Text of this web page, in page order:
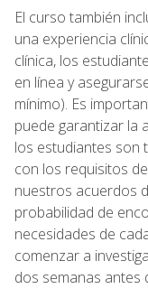
El curso también
una experiencia
clínica, los
en línea y
mínimo). Es
puede garantizar la
los estudiantes son
con los requisitos
nuestros acuerdos
probabilidad de
necesidades de
comenzar a
dos semanas antes